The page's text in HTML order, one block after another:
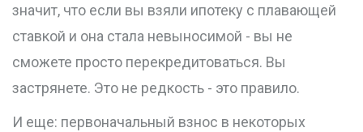
значит, что если вы взяли ипотеку с плавающей
ставкой и она стала невыносимой - вы не
сможете просто перекредитоваться. Вы
застрянете. Это не редкость - это правило.
И еще: первоначальный взнос в некоторых